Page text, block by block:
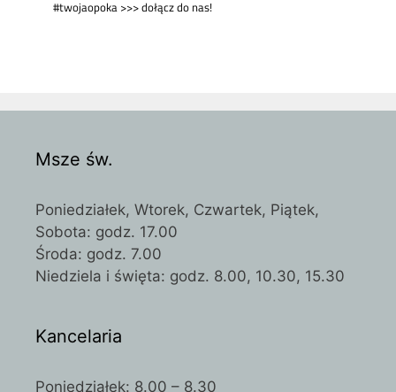
Msze św.
Poniedziałek, Wtorek, Czwartek, Piątek,
Sobota: godz. 17.00
Środa: godz. 7.00
Niedziela i święta: godz. 8.00, 10.30, 15.30
Kancelaria
Poniedziałek: 8.00 – 8.30